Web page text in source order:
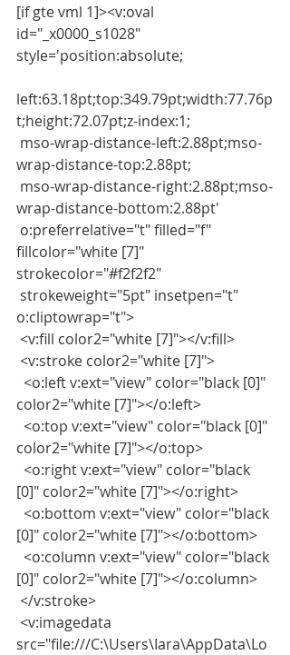
[if gte vml 1]><v:oval
id="_x0000_s1028"
style='position:absolute;
left:63.18pt;top:349.79pt;width:77.76p
t;height:72.07pt;z-index:1;
wrap-distance-top:2.88pt;
wrap-distance-bottom:2.88pt'
fillcolor="white [7]"
strokecolor="#f2f2f2"
o:cliptowrap="t">
<v:fill color2="white [7]"></v:fill>
<v:stroke color2="white [7]">
color2="white [7]"></o:left>
color2="white [7]"></o:top>
[0]" color2="white [7]"></o:right>
[0]" color2="white [7]"></o:bottom>
[0]" color2="white [7]"></o:column>
</v:stroke>
src="file:///C:\Users\Iara\AppData\Lo